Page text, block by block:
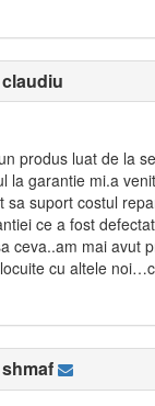
claudiu
produs luat de la
la garantie mi.a
sa suport costul
ce a fost
ceva..am mai avut
cu altele
shmaf